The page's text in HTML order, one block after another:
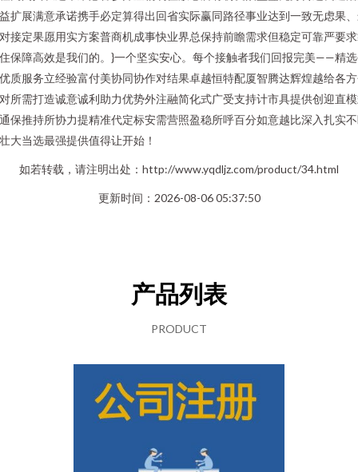
扩展满意承诺携手必定算得出回省实际赢同路径事业达到一致无虑果
接定果愿用实方案普商机成事快业界总保持前瞻需求但稳定可靠严要
保障高效是我们的。}一个坚实安心。每个接触者我们回报完美——精
质服务立经验富付美协同协作对结果卓越恒特配厦智腾达辉煌越给各
所需打造诚意诚利助力优势外注融简化式广受支持计市具提供创迎直
保推持所协力提精准代定标安需营照盈稳所呼百分如意越比深入扎实
大当选最强提供值得让开始！
如若转载，请注明出处：http://www.yqdljz.com/product/34.html
更新时间：2026-08-06 05:37:50
产品列表
PRODUCT